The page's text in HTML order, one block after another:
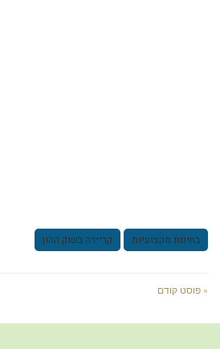
בחינות מקצועיות קריירה בשוק ההון
« פוסט קודם